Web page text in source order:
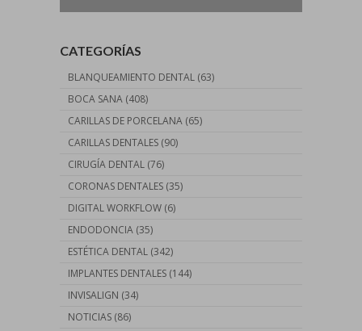
CATEGORÍAS
BLANQUEAMIENTO DENTAL (63)
BOCA SANA (408)
CARILLAS DE PORCELANA (65)
CARILLAS DENTALES (90)
CIRUGÍA DENTAL (76)
CORONAS DENTALES (35)
DIGITAL WORKFLOW (6)
ENDODONCIA (35)
ESTÉTICA DENTAL (342)
IMPLANTES DENTALES (144)
INVISALIGN (34)
NOTICIAS (86)